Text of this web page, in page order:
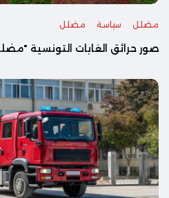
مضلل سياسة مضلل
صور حرائق الغابات التونسية